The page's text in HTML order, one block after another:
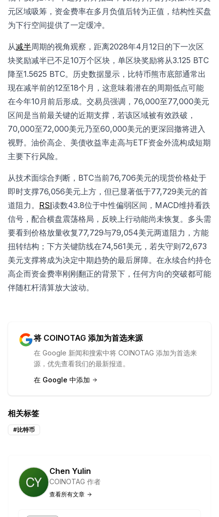
元区域吸筹，资金费率在多月负值后转为正值，结构性买盘
为下行空间提供了一定缓冲。
从减半周期的视角观察，距离2028年4月12日的下一次区
块奖励减半已不足10万个区块，单区块奖励将从3.125 BTC
降至1.5625 BTC。历史数据显示，比特币熊市底部通常出
现在减半前的12至18个月，这意味着潜在的周期低点可能
在今年10月前后形成。交易员强调，76,000至77,000美元
区间是当前最关键的近期支撑，若该区域被有效跌破，
70,000至72,000美元乃至60,000美元的更深回撤将进入
视野。油价高企、美债收益率走高与ETF资金外流构成短期
主要下行风险。
从技术面综合判断，BTC当前76,706美元的现货价格处于
即时支撑76,056美元上方，但已显著低于77,729美元的首
道阻力。 RSI读数43.8位于中性偏弱区间，MACD维持看跌
信号，配合横盘震荡格局，反映上行动能尚未恢复。多头需
要看到价格放量收复77,729与79,054美元两道阻力，方能
扭转结构；下方关键防线在74,561美元，若失守则72,673
美元支撑将成为决定中期趋势的最后屏障。在永续合约持仓
高企而资金费率刚刚翻正的背景下，任何方向的突破都可能
伴随杠杆清算放大波动。
将 COINOTAG 添加为首选来源
在 Google 新闻和搜索中将 COINOTAG 添加为首选来
源，优先查看我们的最新报道。
在 Google 中添加
相关标签
#比特币
Chen Yulin
COINOTAG 作者
查看所有文章